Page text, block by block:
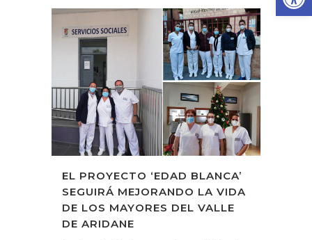
EL PROYECTO ‘EDAD BLANCA’
SEGUIRÁ MEJORANDO LA VIDA
DE LOS MAYORES DEL VALLE
DE ARIDANE